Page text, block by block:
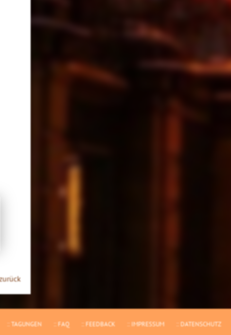
TAGUNGEN FAQ FEEDBACK IMPRESSUM DATENSCHUTZ